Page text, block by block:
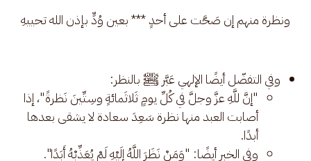
ونظرة منهم إن صَحَّت على أحدٍ *** بعين وُدٍّ بإذن الله تحييهِ
وفي التفضّل أيضًا الإلهي عَبَّر ﷺ بالنظر:
"إنَّ للَّهِ عزَّ وجلَّ في كُلِّ يومٍ ثَلاثَمائةٍ وسِتِّينَ نَظرةً"، إذا
أصابت العبد منها نظرة سَعِدَ سعادة لا يشقى بعدها
أبدًا.
وفي الخبر أيضًا: "وَمَنْ نَظَرَ اللَّهُ إِلَيْهِ لَمْ يُعَذِّبْهُ أَبَدًا".